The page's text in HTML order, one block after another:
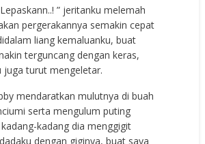
Lepaskann..! ” jeritanku melemah
pergerakannya semakin cepat
liang kemaluanku, buat
terguncang dengan keras,
juga turut mengeletar.
mendaratkan mulutnya di buah
serta mengulum puting
kadang dia menggigit
dengan giginya, buat saya